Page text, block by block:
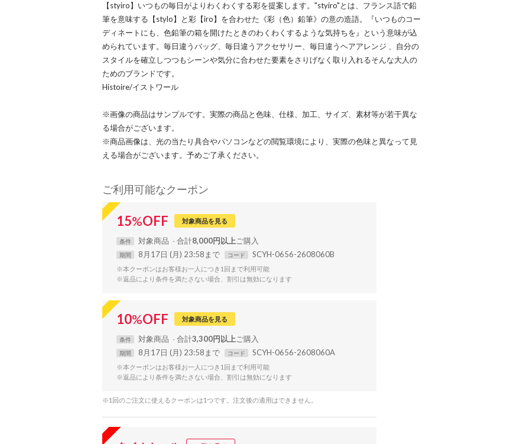
【styiro】いつもの毎日がよりわくわくする彩を提案します。"styiro"とは、フランス語で鉛
筆を意味する【stylo】と彩【iro】を合わせた《彩（色）鉛筆》の意の造語。『いつものコー
ディネートにも、色鉛筆の箱を開けたときのわくわくするような気持ちを』という意味が込
められています。毎日違うバッグ、毎日違うアクセサリー、毎日違うヘアアレンジ 、自分の
スタイルを確立しつつもシーンや気分に合わせた要素をさりげなく取り入れるそんな大人の
ためのブランドです。
Histoire/イストワール
※画像の商品はサンプルです。実際の商品と色味、仕様、加工、サイズ、素材等が若干異な
る場合がございます。
※商品画像は、光の当たり具合やパソコンなどの閲覧環境により、実際の色味と異なって見
える場合がございます。予めご了承ください。
ご利用可能なクーポン
15%OFF 対象商品を見る
条件 対象商品 合計8,000円以上
期間 8月17日 (月) 23:58まで コード SCYH-0656-2608060B
※本クーポンはお客様お一人につき1回まで利用可能
※返品により条件を満たさない場合、割引は無効になります
10%OFF 対象商品を見る
条件 対象商品 合計3,300円以上
期間 8月17日 (月) 23:58まで コード SCYH-0656-2608060A
※本クーポンはお客様お一人につき1回まで利用可能
※返品により条件を満たさない場合、割引は無効になります
※1回のご注文に使えるクーポンは1つです。注文後の適用はできません。